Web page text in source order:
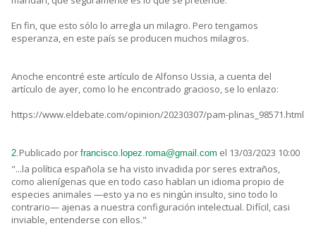
En fin, que esto sólo lo arregla un milagro. Pero tengamos
esperanza, en este país se producen muchos milagros.
Anoche encontré este artículo de Alfonso Ussia, a cuenta del
artículo de ayer, como lo he encontrado gracioso, se lo enlazo:
https://www.eldebate.com/opinion/20230307/pam-plinas_98571.html
2.Publicado por francisco.lopez.roma@gmail.com el 13/03/2023 10:00
"...la política española se ha visto invadida por seres extraños,
como alienígenas que en todo caso hablan un idioma propio de
especies animales —esto ya no es ningún insulto, sino todo lo
contrario— ajenas a nuestra configuración intelectual. Difícil, casi
inviable, entenderse con ellos."